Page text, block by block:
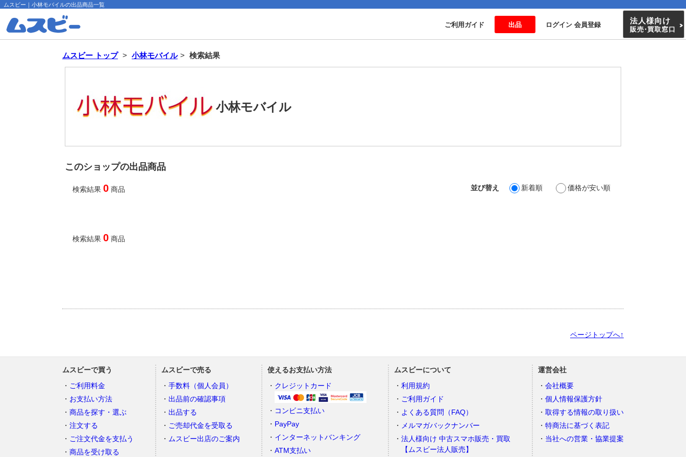
ムスビー｜小林モバイルの出品商品一覧
ご利用ガイド 出品 ログイン 会員登録 法人様向け
販売・買取窓口
ムスビー トップ > 小林モバイル > 検索結果
小林モバイル
このショップの出品商品
並び替え 新着順 価格が安い順
検索結果 0 商品
検索結果 0 商品
ページトップへ↑
ムスビーで買う
ご利用料金
お支払い方法
商品を探す・選ぶ
注文する
ご注文代金を支払う
商品を受け取る
ムスビーで売る
手数料（個人会員）
出品前の確認事項
出品する
ご売却代金を受取る
ムスビー出店のご案内
使えるお支払い方法
クレジットカード
コンビニ支払い
PayPay
インターネットバンキング
ATM支払い
ムスビーについて
利用規約
ご利用ガイド
よくある質問（FAQ）
メルマガバックナンバー
法人様向け 中古スマホ販売・買取
【ムスビー法人販売】
運営会社
会社概要
個人情報保護方針
取得する情報の取り扱い
特商法に基づく表記
当社への営業・協業提案